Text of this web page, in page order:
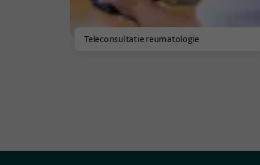
Teleconsultatie reumatologie